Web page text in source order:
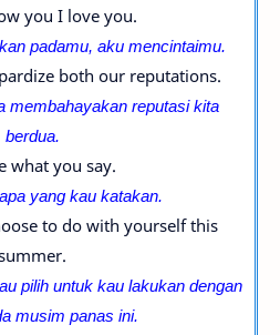
you I love you.
padamu, aku mencintaimu.
both our reputations.
membahayakan reputasi kita
berdua.
what you say.
yang kau katakan.
to do with yourself this
pilih untuk kau lakukan dengan
musim panas ini.